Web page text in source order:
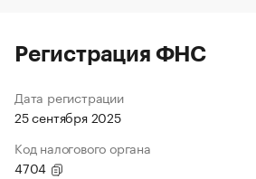
Регистрация ФНС
Дата регистрации
25 сентября 2025
Код налогового органа
4704